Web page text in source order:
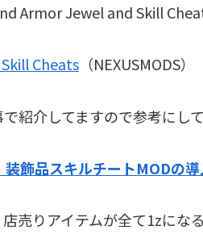
Armor Jewel and Skill
Cheats （NEXUSMODS）
紹介してますので参考にして
飾品スキルチートMODの
売りアイテムが全て1zにな